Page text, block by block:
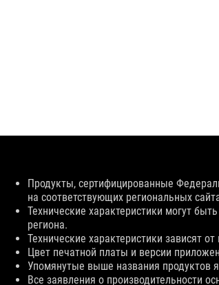
Disclaimer
Продукты, сертифицированные
на соответствующих региональных
Технические характеристики могут
региона.
Технические характеристики зависят
Цвет печатной платы и версии
Упомянутые выше названия продуктов
Все заявления о производительности